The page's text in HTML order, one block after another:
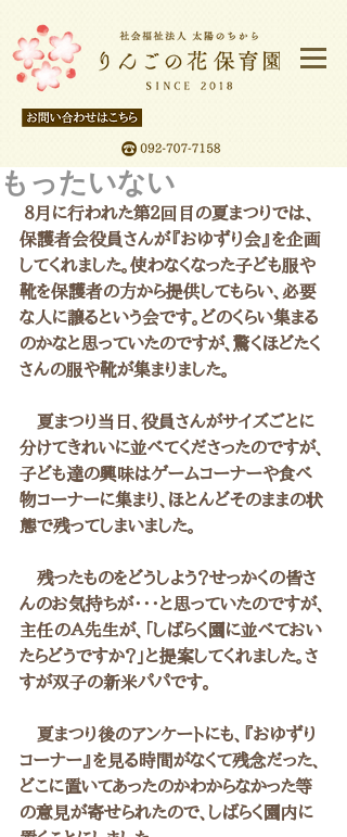
もったいない
保護者会役員さんが『おゆずり会』を企画
してくれました。使わなくなった子ども服や
靴を保護者の方から提供してもらい、必要
な人に譲るという会です。どのくらい集まる
のかなと思っていたのですが、驚くほどたく
さんの服や靴が集まりました。
夏まつり当日、役員さんがサイズごとに
分けてきれいに並べてくださったのですが、
子ども達の興味はゲームコーナーや食べ
物コーナーに集まり、ほとんどそのままの状
態で残ってしまいました。
残ったものをどうしよう？せっかくの皆さ
んのお気持ちが・・・と思っていたのですが、
主任のＡ先生が、「しばらく園に並べておい
たらどうですか？」と提案してくれました。さ
すが双子の新米パパです。
夏まつり後のアンケートにも、『おゆずり
コーナー』を見る時間がなくて残念だった、
どこに置いてあったのかわからなかった等
の意見が寄せられたので、しばらく園内に